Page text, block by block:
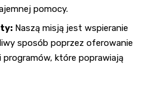
pomocy.
Naszą misją jest wspieranie
sposób poprzez oferowanie
programów, które poprawiają